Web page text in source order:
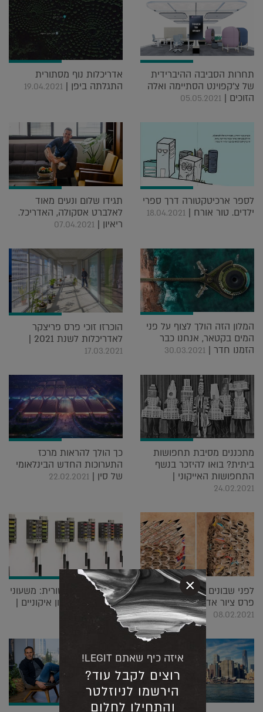
תחרות הסביבה ההיברידית
של צ'קפוינט הסתיימה ואלה
הזוכים | 05.05.2021
אדריכלות נוף מסתורית
התגלתה ביפן | 19.04.2021
לספר ארכיטקטורה דרך ספרי
ילדים. טור אורח | 18.04.2021
תגידו שלום ונעים מאוד
לאלברט אסקולה, האדריכל.
ריאיון | 07.04.2021
המלון הזה הולך לצוף על פני
המים בקטאר, אנחנו כבר
הזמנו חדר | 30.03.2021
הוכרזו זוכי פרס פריצקר
לאדריכלות לשנת 2021 |
17.03.2021
מתכננים מסיבת תחפושות
ביתית? בואו להיזכר בנשף
התחפושות האייקוני |
24.02.2021
כך הולך להראות מרכז
התערוכות החדש הבינלאומי
של סין | 22.02.2021
לפני שבונים צריך לצייר: זוכי
פרס ציור אדריכלי 2020 |
08.02.2021
אדריכלות מיניאטורית: משעוני
קוקייה למבני בטון איקוניים |
31.01.2021
ריאיון
איזה כיף שאתם LEGIT!
רוצים לקבל עוד?
הירשמו לניוזלטר
והתחילו לחלום
×